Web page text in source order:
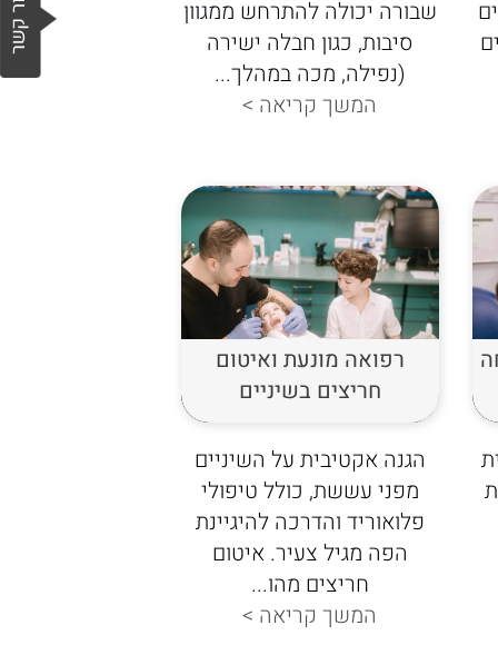
שבורה יכולה להתרחש ממגוון
סיבות, כגון חבלה ישירה
(נפילה, מכה במהלך...
המשך קריאה >
רפואה מונעת ואיטום
חריצים בשיניים
הגנה אקטיבית על השיניים
מפני עששת, כולל טיפולי
פלואוריד והדרכה להיגיינת
הפה מגיל צעיר. איטום
חריצים מהו...
המשך קריאה >